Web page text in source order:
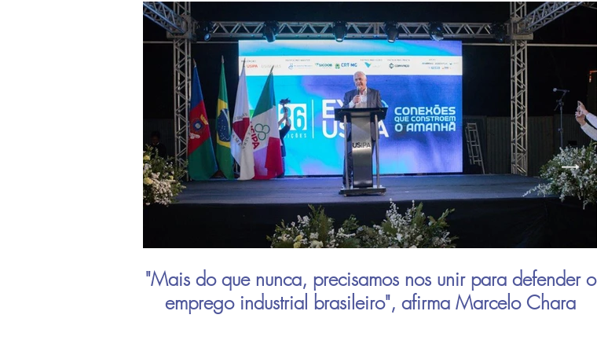
"Mais do que nunca, precisamos nos unir para defender o
emprego industrial brasileiro", afirma Marcelo Chara